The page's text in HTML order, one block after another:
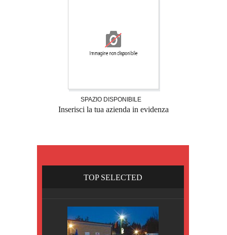
SPAZIO DISPONIBILE
Inserisci la tua azienda in evidenza
TOP SELECTED